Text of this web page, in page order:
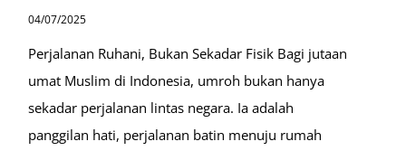
04/07/2025
Perjalanan Ruhani, Bukan Sekadar Fisik Bagi jutaan
umat Muslim di Indonesia, umroh bukan hanya
sekadar perjalanan lintas negara. Ia adalah
panggilan hati, perjalanan batin menuju rumah